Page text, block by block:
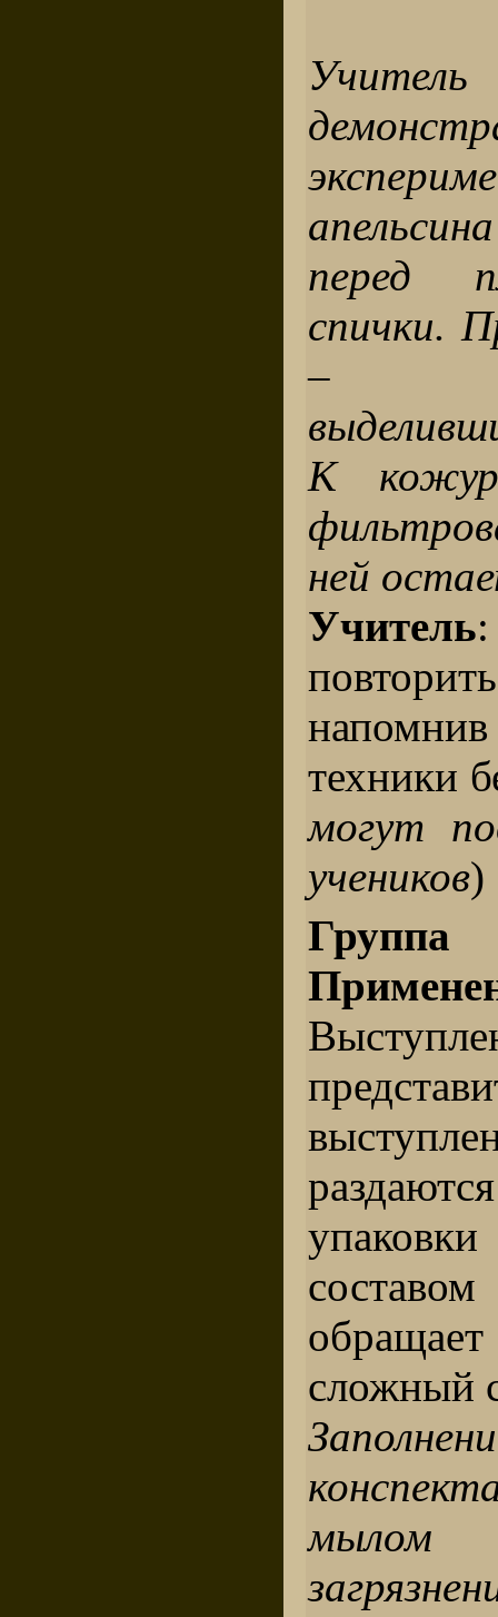
перед
спички.
–
К
ней
Учитель
техники
могут
учеников)
обращает
сложный